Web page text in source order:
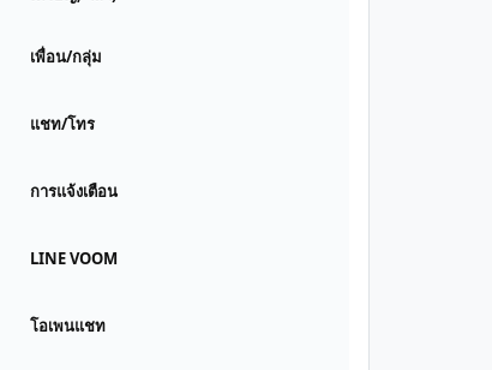
เพื่อน/กลุ่ม
แชท/โทร
การแจ้งเตือน
LINE VOOM
โอเพนแชท